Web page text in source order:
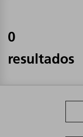
0
resultados